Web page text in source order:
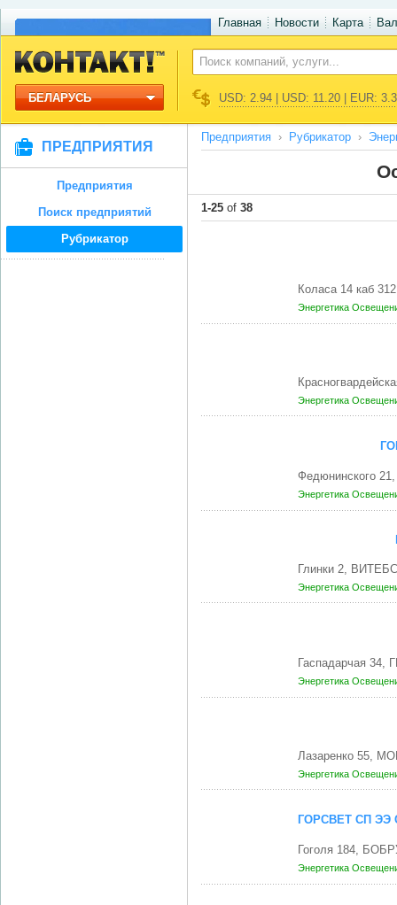
Главная Новости Карта
БЕЛАРУСЬ USD: 2.94 | USD: 11.20 | EUR:
ПРЕДПРИЯТИЯ
Предприятия
Поиск предприятий
Рубрикатор
Предприятия Рубрикатор
1-25 of 38
Коласа 14 каб
Энергетика
Энергетика
Федюнинского
Энергетика
Глинки 2,
Энергетика
Гаспадарчая 34,
Энергетика
Лазаренко 55,
Энергетика
ГОРСВЕТ СП
Гоголя 184,
Энергетика